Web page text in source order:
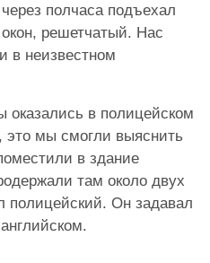
полчаса подъехал
решетчатый. Нас
в неизвестном
оказались в полицейском
это мы смогли выяснить
в здание
там около двух
полицейский. Он задавал